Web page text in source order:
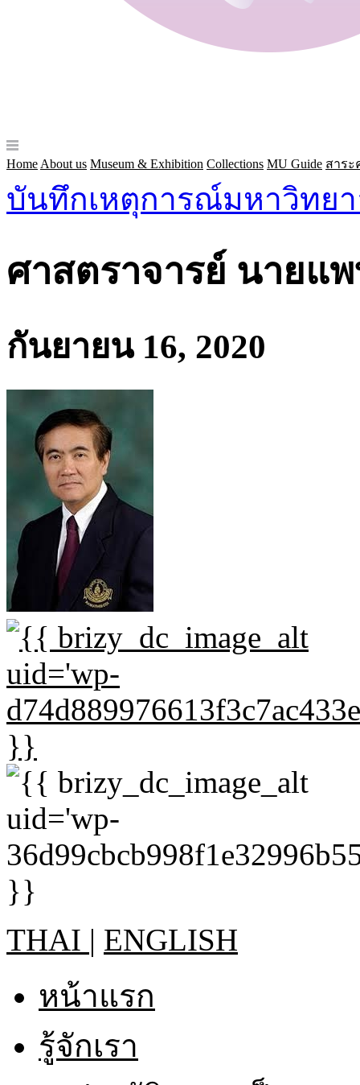
Home About us Museum & Exhibition Collections MU Guide สาระ
บันทึกเหตุการณ์มหาวิทย
ศาสตราจารย์ นายแ
กันยายน 16, 2020
THAI | ENGLISH
หน้าแรก
รู้จักเรา